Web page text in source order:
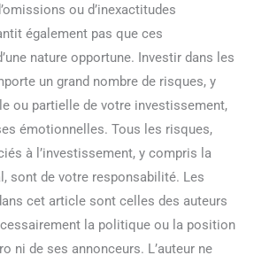
ou d’inexactitudes
également pas que ces
nature opportune. Investir dans les
un grand nombre de risques, y
ou partielle de votre investissement,
émotionnelles. Tous les risques,
à l’investissement, y compris la
sont de votre responsabilité. Les
cet article sont celles des auteurs
la politique ou la position
ni de ses annonceurs. L’auteur ne